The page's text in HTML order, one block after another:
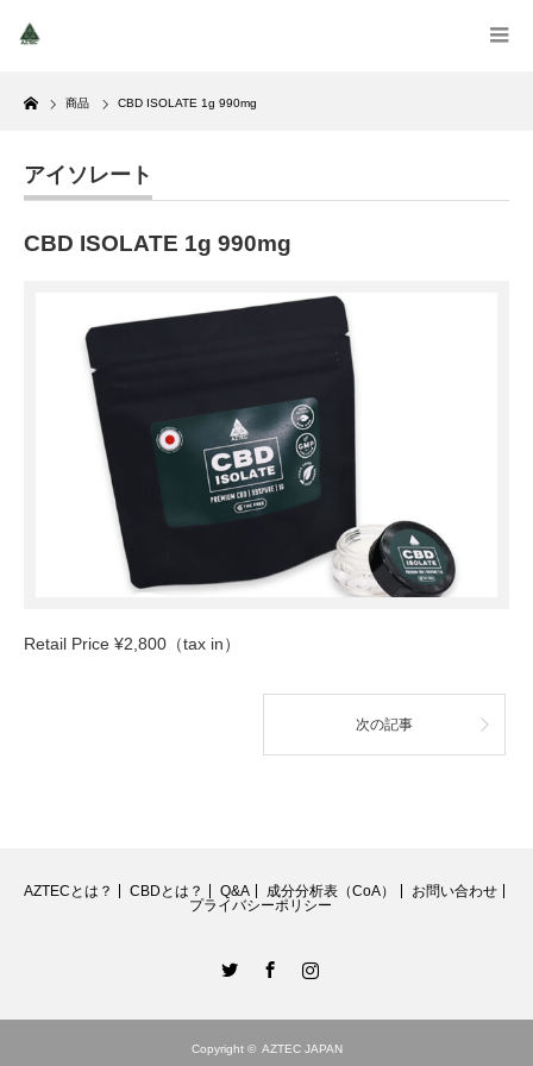
Home
商品 CBD ISOLATE 1g 990mg
アイソレート
CBD ISOLATE 1g 990mg
Retail Price ¥2,800（tax in）
次の記事
AZTECとは？ CBDとは？ Q&A 成分分析表（CoA）
お問い合わせ
プライバシーポリシー
Instagram
Copyright © AZTEC JAPAN